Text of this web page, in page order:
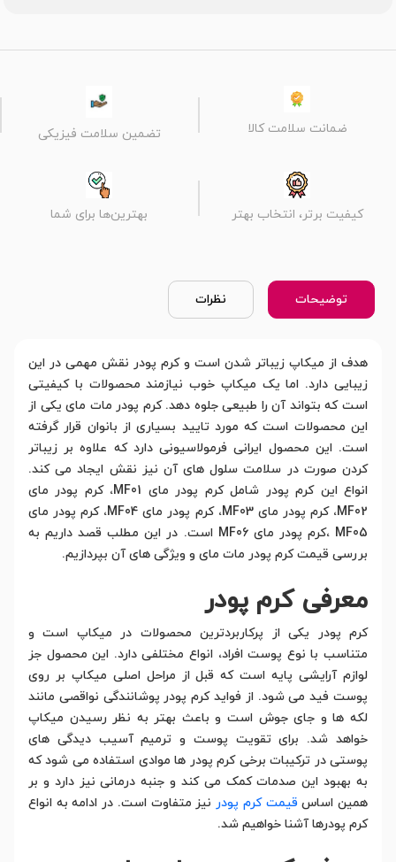
ضمانت سلامت کالا تضمین سلامت فیزیکی
کیفیت برتر، انتخاب بهتر بهترین‌ها برای شما
توضیحات نظرات
هدف از میکاپ زیباتر شدن است و کرم پودر نقش مهمی در این
زیبایی دارد. اما یک میکاپ خوب نیازمند محصولات با کیفیتی
است که بتواند آن را طبیعی جلوه دهد. کرم پودر مات مای یکی از
این محصولات است که مورد تایید بسیاری از بانوان قرار گرفته
است. این محصول ایرانی فرمولاسیونی دارد که علاوه بر زیباتر
کردن صورت در سلامت سلول های آن نیز نقش ایجاد می کند.
انواع این کرم پودر شامل کرم پودر مای MF01، کرم پودر مای
MF02، کرم پودر مای MF03، کرم پودر مای MF04، کرم پودر مای
MF05 ،کرم پودر مای MF06 است. در این مطلب قصد داریم به
بررسی قیمت کرم پودر مات مای و ویژگی های آن بپردازیم.
معرفی کرم پودر
کرم پودر یکی از پرکاربردترین محصولات در میکاپ است و
متناسب با نوع پوست افراد، انواع مختلفی دارد. این محصول جز
لوازم آرایشی پایه است که قبل از مراحل اصلی میکاپ بر روی
پوست فید می شود. از فواید کرم پودر پوشانندگی نواقصی مانند
لکه ها و جای جوش است و باعث بهتر به نظر رسیدن میکاپ
خواهد شد. برای تقویت پوست و ترمیم آسیب دیدگی های
پوستی در ترکیبات برخی کرم پودر ها موادی استفاده می شود که
به بهبود این صدمات کمک می کند و جنبه درمانی نیز دارد و بر
همین اساس قیمت کرم پودر نیز متفاوت است. در ادامه به انواع
کرم پودرها آشنا خواهیم شد.